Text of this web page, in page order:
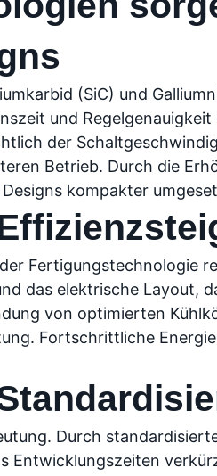
(SiC) und
und
der
Betrieb. Durch die
kompakter
Fertigungstechnologie
das elektrische Layout,
von optimierten
Fortschrittliche
Durch
Entwicklungszeiten